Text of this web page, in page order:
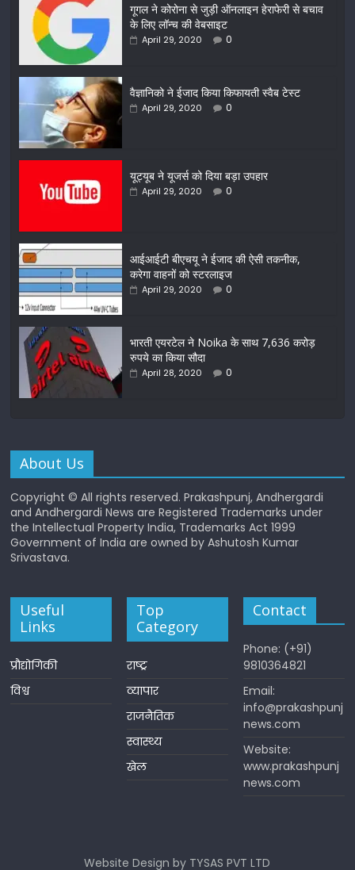
गूगल ने कोरोना से जुड़ी ऑनलाइन हेराफेरी से बचाव
के लिए लॉन्च की वेबसाइट
April 29, 2020 0
वैज्ञानिको ने ईजाद किया किफायती स्वैब टेस्ट
April 29, 2020 0
यूट्यूब ने यूजर्स को दिया बड़ा उपहार
April 29, 2020 0
आईआईटी बीएचयू ने ईजाद की ऐसी तकनीक,
करेगा वाहनों को स्टरलाइज
April 29, 2020 0
भारती एयरटेल ने Noika के साथ 7,636 करोड़
रुपये का किया सौदा
April 28, 2020 0
About Us
Copyright © All rights reserved. Prakashpunj, Andhergardi
and Andhergardi News are Registered Trademarks under
the Intellectual Property India, Trademarks Act 1999
Government of India are owned by Ashutosh Kumar
Srivastava.
Useful
Links
प्रौद्योगिकी
विश्व
Top
Category
राष्ट्र
व्यापार
राजनैतिक
स्वास्थ्य
खेल
Contact
Phone: (+91)
9810364821
Email:
info@prakashpunj
news.com
Website:
www.prakashpunj
news.com
Website Design by TYSAS PVT LTD